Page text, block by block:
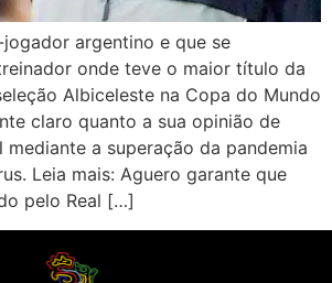
argentino e que se
onde teve o maior título da
Albiceleste na Copa do Mundo
claro quanto a sua opinião de
a superação da pandemia
Leia mais: Aguero garante que
pelo Real […]